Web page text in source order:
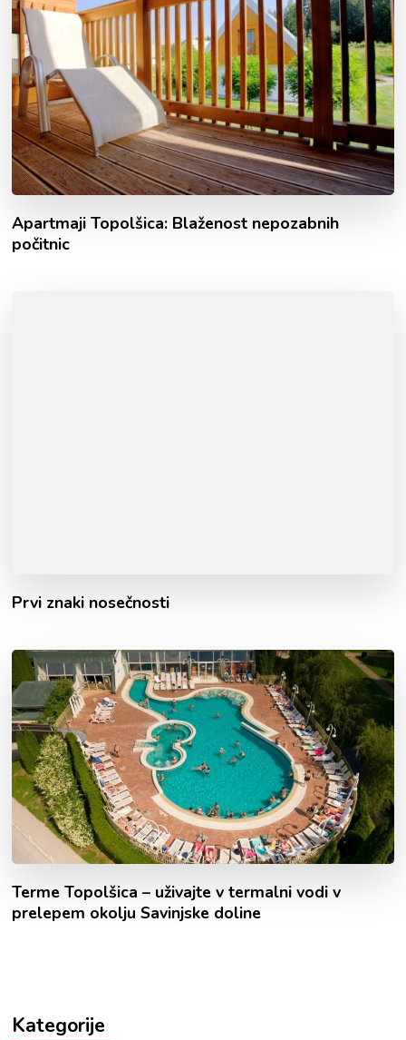
Apartmaji Topolšica: Blaženost nepozabnih
počitnic
Prvi znaki nosečnosti
Terme Topolšica – uživajte v termalni vodi v
prelepem okolju Savinjske doline
Kategorije